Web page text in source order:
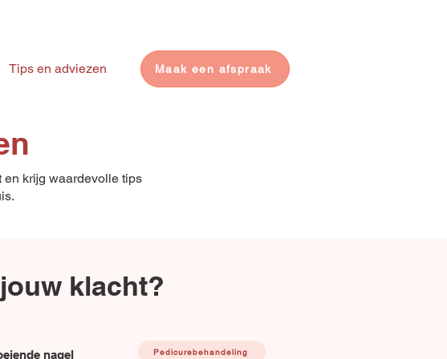
Tips en adviezen Maak een afspraak
krijg waardevolle tips
klacht?
Pedicurebehandeling
nagel